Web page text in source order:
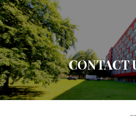
CONTACT